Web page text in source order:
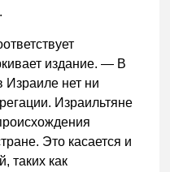
издание. — В
нет ни
Израильтяне
Это касается и
таких как